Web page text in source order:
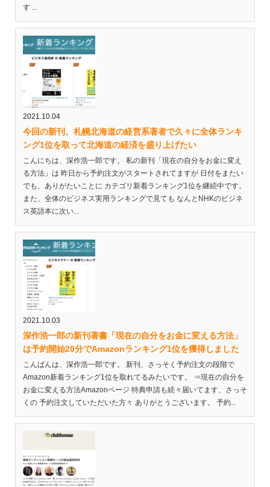
す ...
2021.10.04
今回の新刊、札幌北海道の経営系著者で久々に全体ランキ
ング1位を取って北海道の経済を盛り上げたい
こんにちは、深作浩一郎です。 私の新刊「現在の自分をお金に変え
る方法」は 昨日から予約注文がスタートされてますが 日付をまたい
でも、ありがたいことに カテゴリ新着ランキング1位を継続中です。
また、全体のビジネス実用ランキングで見ても なんとNHKのビジネ
ス英語本に次い...
2021.10.03
深作浩一郎の新刊著書「現在の自分をお金に変える方法」
は予約開始20分でAmazonランキング1位を獲得しました
こんばんは、深作浩一郎です。 新刊、さっそく予約注文の段階で
Amazon新着ランキング1位を取れてるみたいです。 ⇒現在の自分を
お金に変える方法Amazonページ 特典申請も続々届いてます、さっそ
くの 予約注文していただいた方々 ありがとうございます。 予約...